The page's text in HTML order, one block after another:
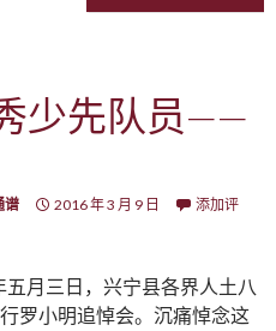
少先队员——
谱 2016 年 3 月 9 日
添加评
月三日，兴宁县各界人土八
罗小明追悼会。沉痛悼念这